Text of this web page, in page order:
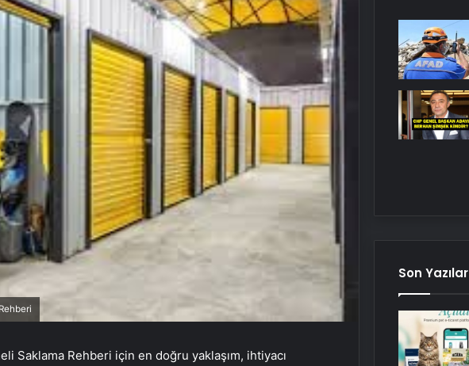
Saklama Rehberi için en doğru yaklaşım, ihtiyacı
Son Yazılar